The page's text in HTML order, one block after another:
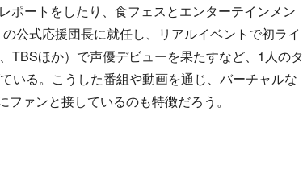
ポートをしたり、食フェスとエンターテインメン
公式応援団長に就任し、リアルイベントで初ライ
TBSほか）で声優デビューを果たすなど、1人のタ
いる。こうした番組や動画を通じ、バーチャルな
ァンと接しているのも特徴だろう。